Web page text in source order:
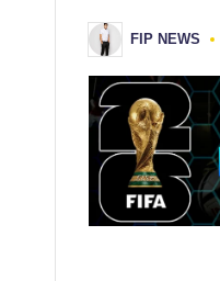
Posted
by
FIP NEWS